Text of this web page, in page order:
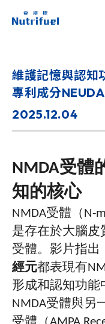
維護記憶與認知
專利成分
2025.12.04
NMDA受體
知的核心
NMDA受體（ N-
是存在於大腦皮
受體。影片指出
經元都表現有
形成和認知功能
NMDA受體與另